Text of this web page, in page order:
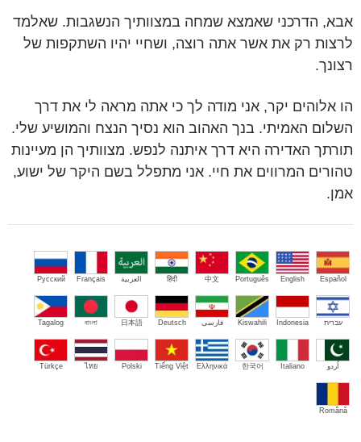
אבא, הדרכני שאמצא שמחה במצוותיך הנשגבות. שאלמד
לרצות רק את אשר אתה רוצה, ושחיי יהיו השתקפות של
רצונך.
הו אלוהים יקר, אני מודה לך כי אתה מראה לי את דרך
השלום האמיתי. בנך האהוב הוא נסיך הנצח והמושיע שלי.
תורתך האדירה היא דרך איתנה לנפש. מצוותיך הן מעיינות
טהורים המרווים את חיי. אני מתפלל בשם היקר של ישוע,
אמן.
Español
English
Português
中文
हिंदी العربية Français
Русский
עברית Indonesia
Kiswahili فارسی Deutsch
日本語
বাংলা
Tagalog
اُردو Italiano
한국어
Ελληνικά
Tiếng Việt
Polski
ไทย
Türkçe
Română